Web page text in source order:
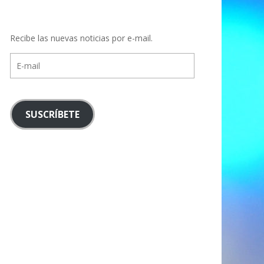
Recibe las nuevas noticias por e-mail.
mail
SUSCRÍBETE